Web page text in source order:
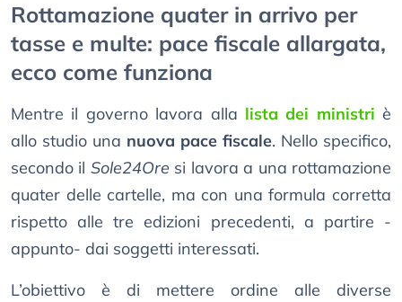
Rottamazione quater in arrivo per
tasse e multe: pace fiscale allargata,
ecco come funziona
Mentre il governo lavora alla lista dei ministri è
allo studio una nuova pace fiscale. Nello specifico,
secondo il Sole24Ore si lavora a una rottamazione
quater delle cartelle, ma con una formula corretta
rispetto alle tre edizioni precedenti, a partire -
appunto- dai soggetti interessati.
L’obiettivo è di mettere ordine alle diverse